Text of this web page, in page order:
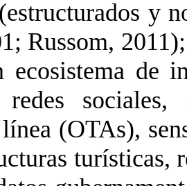
y
Russom,
de
redes
(OTAs),
turísticas,